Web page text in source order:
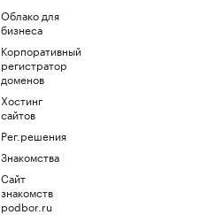
Облако для
бизнеса
Корпоративный
регистратор
доменов
Хостинг
сайтов
Рег.решения
Знакомства
Сайт
знакомств
podbor.ru